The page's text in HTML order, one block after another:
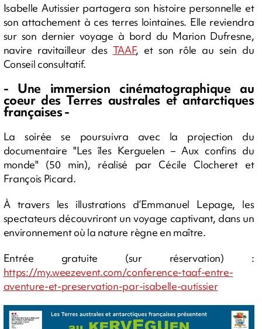
Isabelle Autissier partagera son histoire personnelle et
son attachement à ces terres lointaines. Elle reviendra
sur son dernier voyage à bord du Marion Dufresne,
navire ravitailleur des TAAF, et son rôle au sein du
Conseil consultatif.
- Une immersion cinématographique au
coeur des Terres australes et antarctiques
françaises -
La soirée se poursuivra avec la projection du
documentaire "Les îles Kerguelen – Aux confins du
monde" (50 min), réalisé par Cécile Clocheret et
François Picard.
À travers les illustrations d’Emmanuel Lepage, les
spectateurs découvriront un voyage captivant, dans un
environnement où la nature règne en maître.
Entrée gratuite (sur réservation) :
https://my.weezevent.com/conference-taaf-entre-
aventure-et-preservation-par-isabelle-autissier